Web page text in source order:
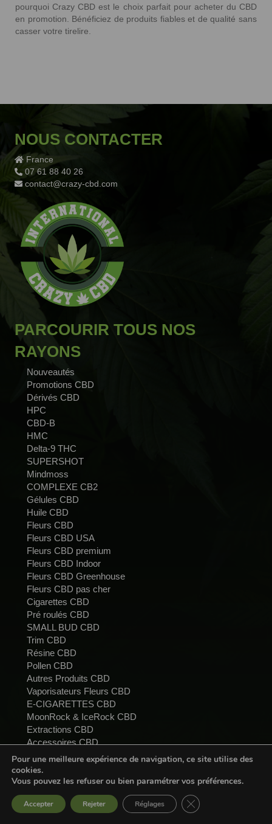
pourquoi Crazy CBD est le choix parfait pour acheter du CBD
en promotion. Bénéficiez de produits fiables et de qualité sans
casser votre tirelire.
NOUS CONTACTER
France
07 61 88 40 26
contact@crazy-cbd.com
PARCOURIR TOUS NOS
RAYONS
Nouveautés
Promotions CBD
Dérivés CBD
HPC
CBD-B
HMC
Delta-9 THC
SUPERSHOT
Mindmoss
COMPLEXE CB2
Gélules CBD
Huile CBD
Fleurs CBD
Fleurs CBD USA
Fleurs CBD premium
Fleurs CBD Indoor
Fleurs CBD Greenhouse
Fleurs CBD pas cher
Cigarettes CBD
Pré roulés CBD
SMALL BUD CBD
Trim CBD
Résine CBD
Pollen CBD
Autres Produits CBD
Vaporisateurs Fleurs CBD
E-CIGARETTES CBD
MoonRock & IceRock CBD
Extractions CBD
Accessoires CBD
CBD ANIMAUX
Cosmétiques CBD
GUMMIES CBD
Infusions CBD BIO
Spray Kleaner
Livraison offerte en France à partir de 70€ d'achat* !!!
Pour une meilleure expérience de navigation, ce site utilise des
cookies.
Vous pouvez les refuser ou bien paramétrer vos préférences.
Accepter Rejeter Réglages Fermer la bannière